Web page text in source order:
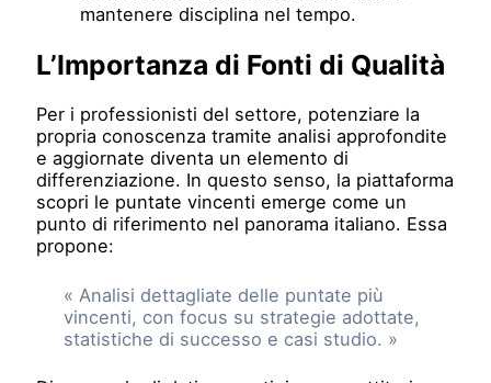
mantenere disciplina nel tempo.
L’Importanza di Fonti di Qualità
Per i professionisti del settore, potenziare la
propria conoscenza tramite analisi approfondite
e aggiornate diventa un elemento di
differenziazione. In questo senso, la piattaforma
scopri le puntate vincenti emerge come un
punto di riferimento nel panorama italiano. Essa
propone:
« Analisi dettagliate delle puntate più
vincenti, con focus su strategie adottate,
statistiche di successo e casi studio. »